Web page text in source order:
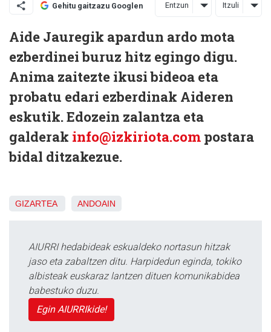
Gehitu gaitzazu Googlen Entzun Itzuli
Aide Jauregik apardun ardo mota
ezberdinei buruz hitz egingo digu.
Anima zaitezte ikusi bideoa eta
probatu edari ezberdinak Aideren
eskutik. Edozein zalantza eta
galderak info@izkiriota.com postara
bidal ditzakezue.
GIZARTEA ANDOAIN
AIURRI hedabideak eskualdeko nortasun hitzak
jaso eta zabaltzen ditu. Harpidedun eginda, tokiko
albisteak euskaraz lantzen dituen komunikabidea
babestuko duzu.
Egin AIURRIkide!